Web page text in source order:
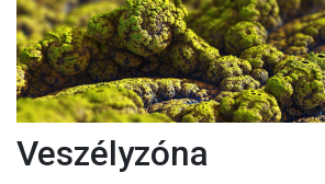
Veszélyzóna